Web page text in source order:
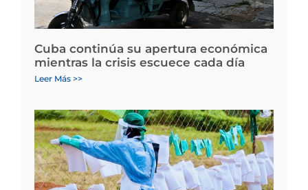
Cuba continúa su apertura económica
mientras la crisis escuece cada día
Leer Más >>